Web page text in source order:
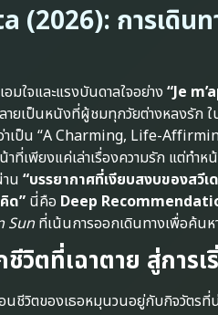
(2026): การเดิน
ใจและแรงบันดาลใจอย่าง “Je
ายเป็นหนังที่ผู้ชมทุกวัยต่างหลงรัก
าเป็น “A Charming, Life-
ที่เพียงแค่เล่าเรื่องความรัก แต่ทำห
น “บรรยากาศที่เงียบสงบของสวีเ
ด” นี่คือ Deep
Sunที่เน้นการออกเดินทางเพื่อค้นห
วิตที่เฉาตาย สู่การ
ชีวิตของเธอหมุนวนอยู่กับกิจวัตรที่น่